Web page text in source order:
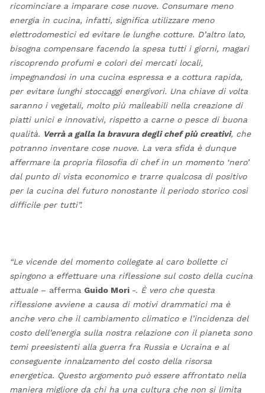
ricominciare a imparare cose nuove. Consumare meno
energia in cucina, infatti, significa utilizzare meno
elettrodomestici ed evitare le lunghe cotture. D’altro lato,
bisogna compensare facendo la spesa tutti i giorni, magari
riscoprendo profumi e colori dei mercati locali,
impegnandosi in una cucina espressa e a cottura rapida,
per evitare lunghi stoccaggi energivori. Una chiave di volta
saranno i vegetali, molto più malleabili nella creazione di
piatti unici e innovativi, rispetto a carne o pesce di buona
qualità. Verrà a galla la bravura degli chef più creativi, che
potranno inventare cose nuove. La vera sfida è dunque
affermare la propria filosofia di chef in un momento ‘nero’
dal punto di vista economico e trarre qualcosa di positivo
per la cucina del futuro nonostante il periodo storico così
difficile per tutti”.
“Le vicende del momento collegate al caro bollette ci
spingono a effettuare una riflessione sul costo della cucina
attuale– afferma Guido Mori -. È vero che questa
riflessione avviene a causa di motivi drammatici ma è
anche vero che il cambiamento climatico e l’incidenza del
costo dell’energia sulla nostra relazione con il pianeta sono
temi preesistenti alla guerra fra Russia e Ucraina e al
conseguente innalzamento del costo della risorsa
energetica. Questo argomento può essere affrontato nella
maniera migliore da chi ha una cultura che non si limita